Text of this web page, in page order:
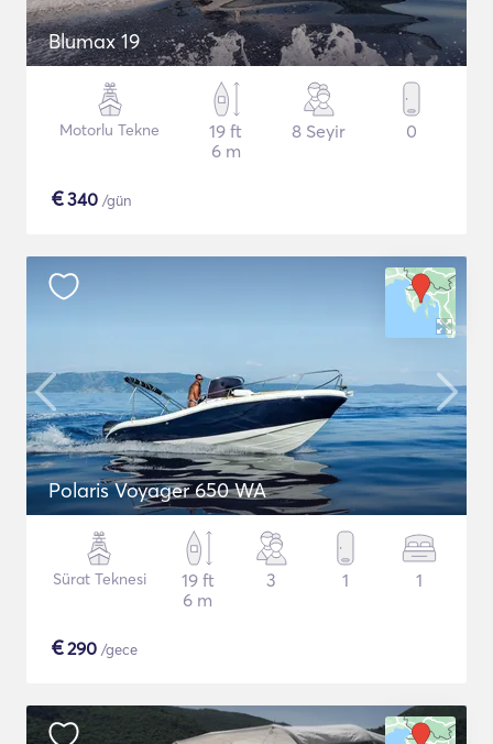
Blumax 19
Motorlu Tekne
19 ft
6 m
8 Seyir 0
€340 /gün
Polaris Voyager 650 WA
Sürat Teknesi
19 ft
6 m
3 1 1
€290 /gece